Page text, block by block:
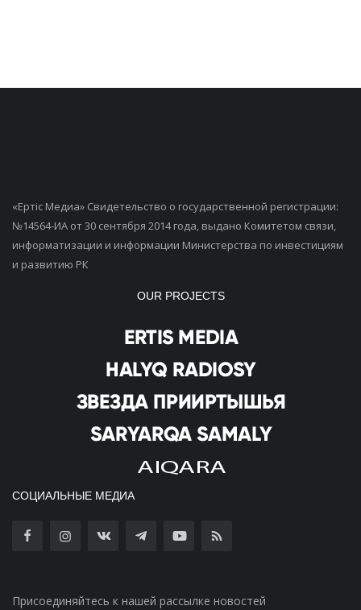
«Ертiс Медиа» Свидетельство о государственной регистрации:
№14564-ИА от 30 сентября 2014 года, выдано Комитетом связи,
информатизации и информации Министерства по инвестициям
и развитию РК
OUR PROJECTS
СОЦИАЛЬНЫЕ МЕДИА
Присоединяйтесь к нашей рассылке новостей